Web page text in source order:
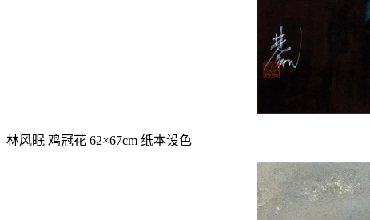
林风眠 鸡冠花 62×67cm 纸本设色